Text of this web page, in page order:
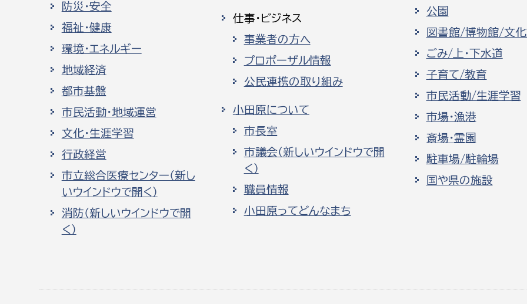
防災・安全
福祉・健康
環境・エネルギー
地域経済
都市基盤
市民活動・地域運営
文化・生涯学習
行政経営
市立総合医療センター（新し
いウインドウで開く）
消防（新しいウインドウで開
く）
仕事・ビジネス
事業者の方へ
プロポーザル情報
公民連携の取り組み
小田原について
市長室
市議会（新しいウインドウで開
く）
職員情報
小田原ってどんなまち
公園
図書館/博物館/文
ごみ/上・下水道
子育て/教育
市民活動/生涯学習
市場・漁港
斎場・霊園
駐車場/駐輪場
国や県の施設